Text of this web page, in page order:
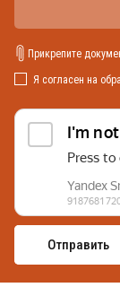
Прикрепите
Я согласен на